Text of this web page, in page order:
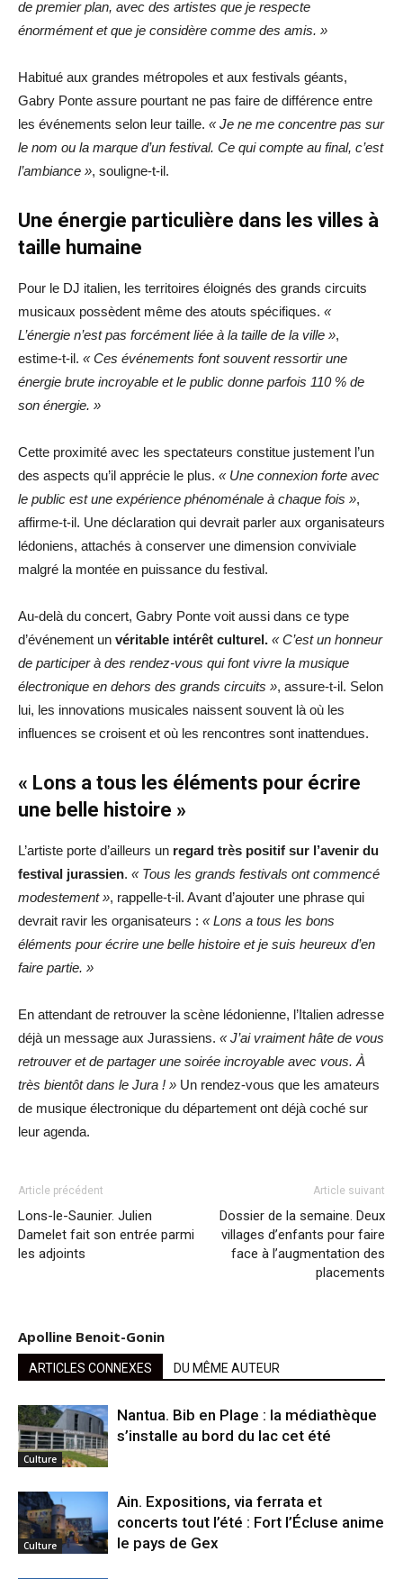
de premier plan, avec des artistes que je respecte
énormément et que je considère comme des amis. »
Habitué aux grandes métropoles et aux festivals géants,
Gabry Ponte assure pourtant ne pas faire de différence entre
les événements selon leur taille. « Je ne me concentre pas sur
le nom ou la marque d’un festival. Ce qui compte au final, c’est
l’ambiance », souligne-t-il.
Une énergie particulière dans les villes à
taille humaine
Pour le DJ italien, les territoires éloignés des grands circuits
musicaux possèdent même des atouts spécifiques. «
L’énergie n’est pas forcément liée à la taille de la ville »,
estime-t-il. « Ces événements font souvent ressortir une
énergie brute incroyable et le public donne parfois 110 % de
son énergie. »
Cette proximité avec les spectateurs constitue justement l’un
des aspects qu’il apprécie le plus. « Une connexion forte avec
le public est une expérience phénoménale à chaque fois »,
affirme-t-il. Une déclaration qui devrait parler aux organisateurs
lédoniens, attachés à conserver une dimension conviviale
malgré la montée en puissance du festival.
Au-delà du concert, Gabry Ponte voit aussi dans ce type
d’événement un véritable intérêt culturel. « C’est un honneur
de participer à des rendez-vous qui font vivre la musique
électronique en dehors des grands circuits », assure-t-il. Selon
lui, les innovations musicales naissent souvent là où les
influences se croisent et où les rencontres sont inattendues.
« Lons a tous les éléments pour écrire
une belle histoire »
L’artiste porte d’ailleurs un regard très positif sur l’avenir du
festival jurassien. « Tous les grands festivals ont commencé
modestement », rappelle-t-il. Avant d’ajouter une phrase qui
devrait ravir les organisateurs : « Lons a tous les bons
éléments pour écrire une belle histoire et je suis heureux d’en
faire partie. »
En attendant de retrouver la scène lédonienne, l’Italien adresse
déjà un message aux Jurassiens. « J’ai vraiment hâte de vous
retrouver et de partager une soirée incroyable avec vous. À
très bientôt dans le Jura ! » Un rendez-vous que les amateurs
de musique électronique du département ont déjà coché sur
leur agenda.
Article précédent
Lons-le-Saunier. Julien
Damelet fait son entrée parmi
les adjoints
Article suivant
Dossier de la semaine. Deux
villages d’enfants pour faire
face à l’augmentation des
placements
Apolline Benoit-Gonin
ARTICLES CONNEXES DU MÊME AUTEUR
Culture
Nantua. Bib en Plage : la médiathèque
s’installe au bord du lac cet été
Culture
Ain. Expositions, via ferrata et
concerts tout l’été : Fort l’Écluse anime
le pays de Gex